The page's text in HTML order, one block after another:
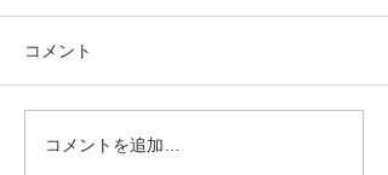
初めての岩手
コメント
コメントを追加…